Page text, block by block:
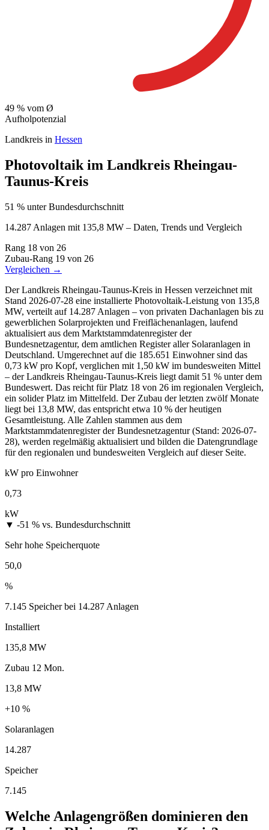
49 % vom Ø
Aufholpotenzial
Landkreis in Hessen
Photovoltaik im Landkreis Rheingau-
Taunus-Kreis
51 % unter Bundesdurchschnitt
14.287 Anlagen mit 135,8 MW – Daten, Trends und Vergleich
Rang 18 von 26
Zubau-Rang 19 von 26
Vergleichen →
Der Landkreis Rheingau-Taunus-Kreis in Hessen verzeichnet mit
Stand 2026-07-28 eine installierte Photovoltaik-Leistung von 135,8
MW, verteilt auf 14.287 Anlagen – von privaten Dachanlagen bis zu
gewerblichen Solarprojekten und Freiflächenanlagen, laufend
aktualisiert aus dem Marktstammdatenregister der
Bundesnetzagentur, dem amtlichen Register aller Solaranlagen in
Deutschland. Umgerechnet auf die 185.651 Einwohner sind das
0,73 kW pro Kopf, verglichen mit 1,50 kW im bundesweiten Mittel
– der Landkreis Rheingau-Taunus-Kreis liegt damit 51 % unter dem
Bundeswert. Das reicht für Platz 18 von 26 im regionalen Vergleich,
ein solider Platz im Mittelfeld. Der Zubau der letzten zwölf Monate
liegt bei 13,8 MW, das entspricht etwa 10 % der heutigen
Gesamtleistung. Alle Zahlen stammen aus dem
Marktstammdatenregister der Bundesnetzagentur (Stand: 2026-07-
28), werden regelmäßig aktualisiert und bilden die Datengrundlage
für den regionalen und bundesweiten Vergleich auf dieser Seite.
kW pro Einwohner
0,73
kW
▼ -51 % vs. Bundesdurchschnitt
Sehr hohe Speicherquote
50,0
%
7.145 Speicher bei 14.287 Anlagen
Installiert
135,8 MW
Zubau 12 Mon.
13,8 MW
+10 %
Solaranlagen
14.287
Speicher
7.145
Welche Anlagengrößen dominieren den